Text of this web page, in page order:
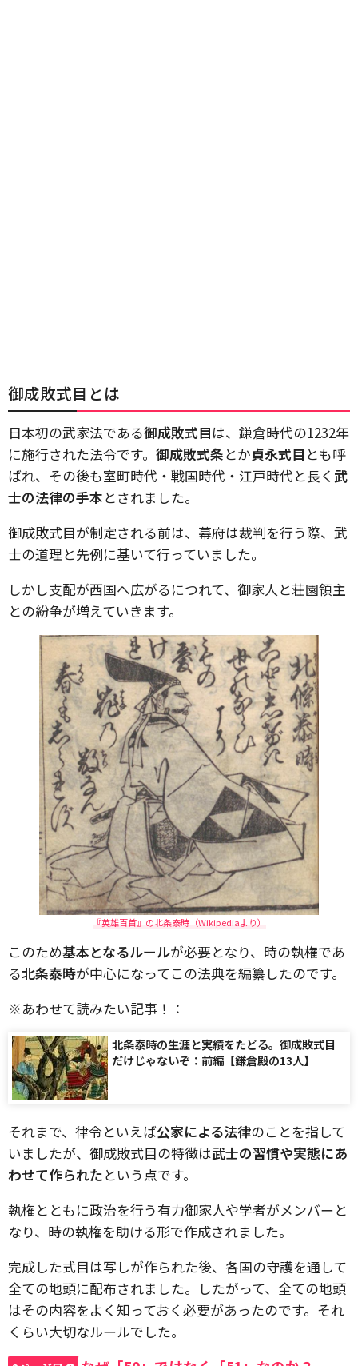
御成敗式目とは
日本初の武家法である御成敗式目は、鎌倉時代の1232年
に施行された法令です。 御成敗式条とか貞永式目 とも呼
ばれ、その後も室町時代・戦国時代・江戸時代と長く 武
士の法律の手本とされました。
御成敗式目が制定される前は、幕府は裁判を行う際、武
士の道理と先例に基いて行っていました。
しかし支配が西国へ広がるにつれて、御家人と荘園領主
との紛争が増えていきます。
『英雄百首』の北条泰時（Wikipediaより）
このため基本となるルールが必要となり、時の執権であ
る北条泰時が中心になってこの法典を編纂したのです。
※あわせて読みたい記事！：
北条泰時の生涯と実績をたどる。御成敗式目
だけじゃないぞ：前編【鎌倉殿の13人】
それまで、律令といえば公家による法律のことを指して
いましたが、御成敗式目の特徴は武士の習慣や実態にあ
わせて作られたという点です。
執権とともに政治を行う有力御家人や学者がメンバーと
なり、時の執権を助ける形で作成されました。
完成した式目は写しが作られた後、各国の守護を通して
全ての地頭に配布されました。したがって、全ての地頭
はその内容をよく知っておく必要があったのです。それ
くらい大切なルールでした。